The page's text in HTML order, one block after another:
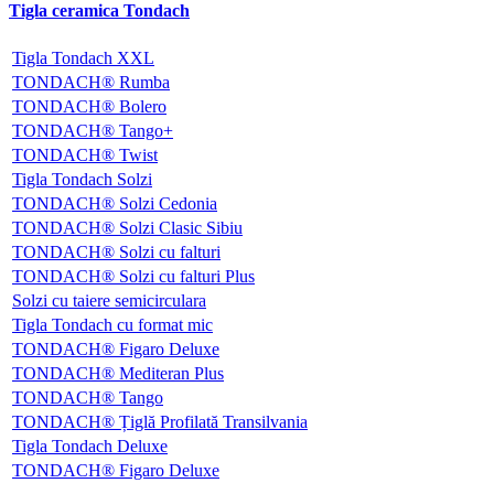
Tigla ceramica Tondach
Tigla Tondach XXL
TONDACH® Rumba
TONDACH® Bolero
TONDACH® Tango+
TONDACH® Twist
Tigla Tondach Solzi
TONDACH® Solzi Cedonia
TONDACH® Solzi Clasic Sibiu
TONDACH® Solzi cu falturi
TONDACH® Solzi cu falturi Plus
Solzi cu taiere semicirculara
Tigla Tondach cu format mic
TONDACH® Figaro Deluxe
TONDACH® Mediteran Plus
TONDACH® Tango
TONDACH® Țiglă Profilată Transilvania
Tigla Tondach Deluxe
TONDACH® Figaro Deluxe